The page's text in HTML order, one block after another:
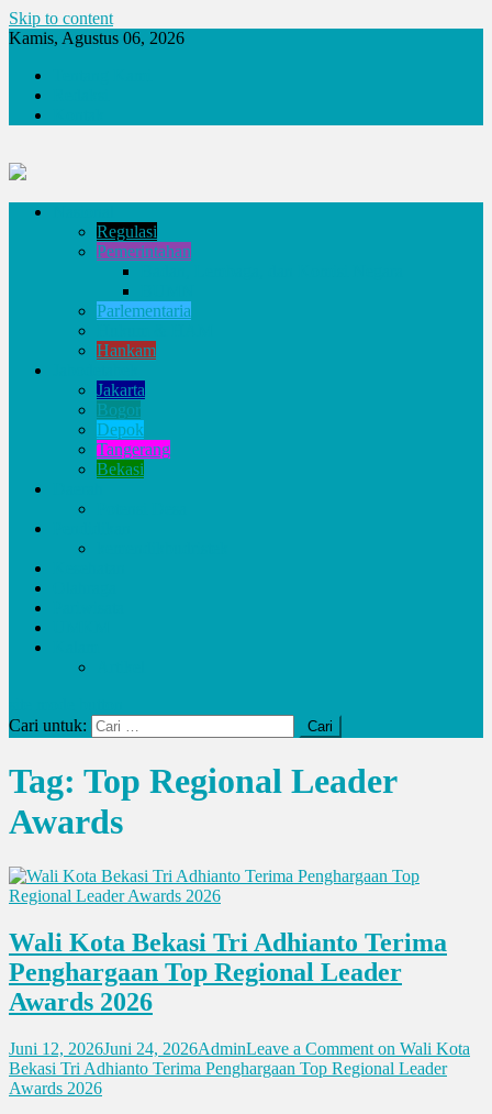
Skip to content
Kamis, Agustus 06, 2026
Regulasi
Pemerintahan
Parlementaria
Hankam
Jakarta
Bogor
Depok
Tangerang
Bekasi
Cari untuk:
Tag: Top Regional Leader
Awards
Wali Kota Bekasi Tri Adhianto Terima
Penghargaan Top Regional Leader
Awards 2026
Juni 12, 2026Juni 24, 2026AdminLeave a Comment on Wali Kota
Bekasi Tri Adhianto Terima Penghargaan Top Regional Leader
Awards 2026